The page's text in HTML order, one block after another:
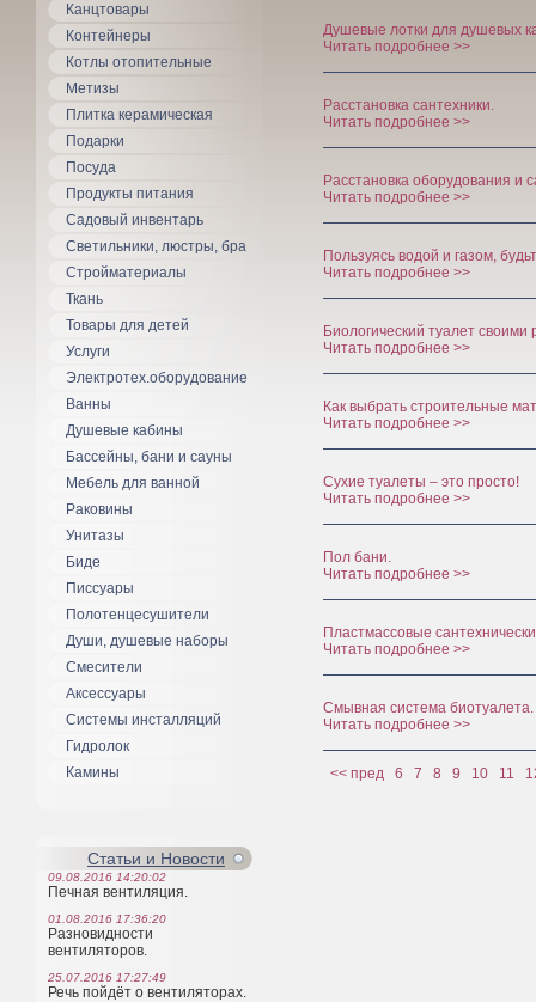
Канцтовары
Контейнеры
Котлы отопительные
Метизы
Плитка керамическая
Подарки
Посуда
Продукты питания
Садовый инвентарь
Светильники, люстры, бра
Стройматериалы
Ткань
Товары для детей
Услуги
Электротех.оборудование
Ванны
Душевые кабины
Бассейны, бани и сауны
Мебель для ванной
Раковины
Унитазы
Биде
Писсуары
Полотенцесушители
Души, душевые наборы
Смесители
Аксессуары
Системы инсталляций
Гидролок
Камины
Статьи и Новости
09.08.2016 14:20:02
Печная вентиляция.
01.08.2016 17:36:20
Разновидности
вентиляторов.
25.07.2016 17:27:49
Речь пойдёт о вентиляторах.
Душевые лотки для душевых
Читать подробнее >>
Расстановка сантехники.
Читать подробнее >>
Расстановка оборудования и
Читать подробнее >>
Пользуясь водой и газом,
Читать подробнее >>
Биологический туалет своими
Читать подробнее >>
Как выбрать строительные
Читать подробнее >>
Сухие туалеты – это просто!
Читать подробнее >>
Пол бани.
Читать подробнее >>
Пластмассовые
Читать подробнее >>
Смывная система биотуалета.
Читать подробнее >>
<< пред 6 7 8 9 10 11